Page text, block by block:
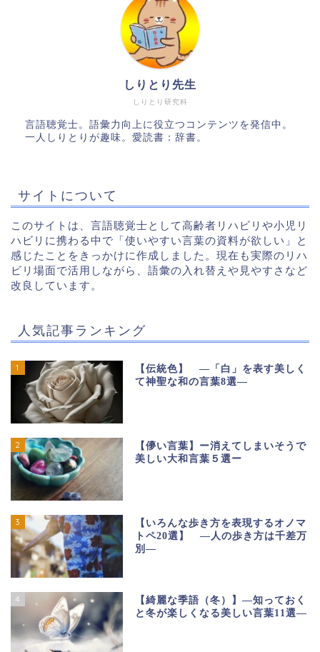
しりとり研究科
しりとり先生
言語聴覚士。語彙力向上に役立つコンテンツを発信中。
一人しりとりが趣味。愛読書：辞書。
サイトについて
このサイトは、言語聴覚士として高齢者リハビリや小児リ
ハビリに携わる中で「使いやすい言葉の資料が欲しい」と
感じたことをきっかけに作成しました。現在も実際のリハ
ビリ場面で活用しながら、語彙の入れ替えや見やすさなど
改良しています。
人気記事ランキング
1
【伝統色】 ―「白」を表す美しく
て神聖な和の言葉8選―
2
【儚い言葉】ー消えてしまいそうで
美しい大和言葉５選ー
3
【いろんな歩き方を表現するオノマ
トペ20選】 ―人の歩き方は千差万
別―
4
【綺麗な季語（冬）】―知っておく
と冬が楽しくなる美しい言葉11選―